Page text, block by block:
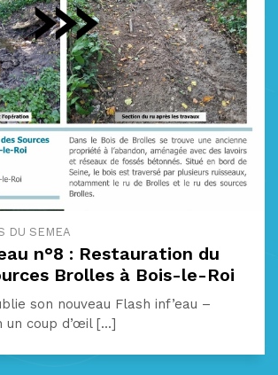
DU SEMEA
n°8 : Restauration du
Brolles à Bois-le-Roi
son nouveau Flash inf’eau –
un coup d’œil [...]